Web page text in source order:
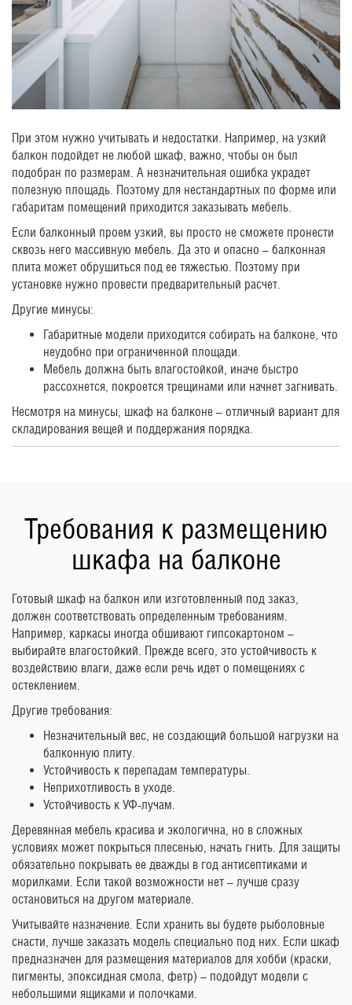
При этом нужно учитывать и недостатки. Например, на узкий
балкон подойдет не любой шкаф, важно, чтобы он был
подобран по размерам. А незначительная ошибка украдет
полезную площадь. Поэтому для нестандартных по форме или
габаритам помещений приходится заказывать мебель.
Если балконный проем узкий, вы просто не сможете пронести
сквозь него массивную мебель. Да это и опасно – балконная
плита может обрушиться под ее тяжестью. Поэтому при
установке нужно провести предварительный расчет.
Другие минусы:
Габаритные модели приходится собирать на балконе, что
неудобно при ограниченной площади.
Мебель должна быть влагостойкой, иначе быстро
рассохнется, покроется трещинами или начнет загнивать.
Несмотря на минусы, шкаф на балконе – отличный вариант для
складирования вещей и поддержания порядка.
Требования к размещению
шкафа на балконе
Готовый шкаф на балкон или изготовленный под заказ,
должен соответствовать определенным требованиям.
Например, каркасы иногда обшивают гипсокартоном –
выбирайте влагостойкий. Прежде всего, это устойчивость к
воздействию влаги, даже если речь идет о помещениях с
остеклением.
Другие требования:
Незначительный вес, не создающий большой нагрузки на
балконную плиту.
Устойчивость к перепадам температуры.
Неприхотливость в уходе.
Устойчивость к УФ-лучам.
Деревянная мебель красива и экологична, но в сложных
условиях может покрыться плесенью, начать гнить. Для защиты
обязательно покрывать ее дважды в год антисептиками и
морилками. Если такой возможности нет – лучше сразу
остановиться на другом материале.
Учитывайте назначение. Если хранить вы будете рыболовные
снасти, лучше заказать модель специально под них. Если шкаф
предназначен для размещения материалов для хобби (краски,
пигменты, эпоксидная смола, фетр) – подойдут модели с
небольшими ящиками и полочками.